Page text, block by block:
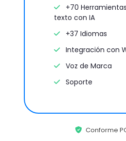
+70
texto con IA
+37 Idiomas
Integración con
Voz de Marca
Soporte
Conforme